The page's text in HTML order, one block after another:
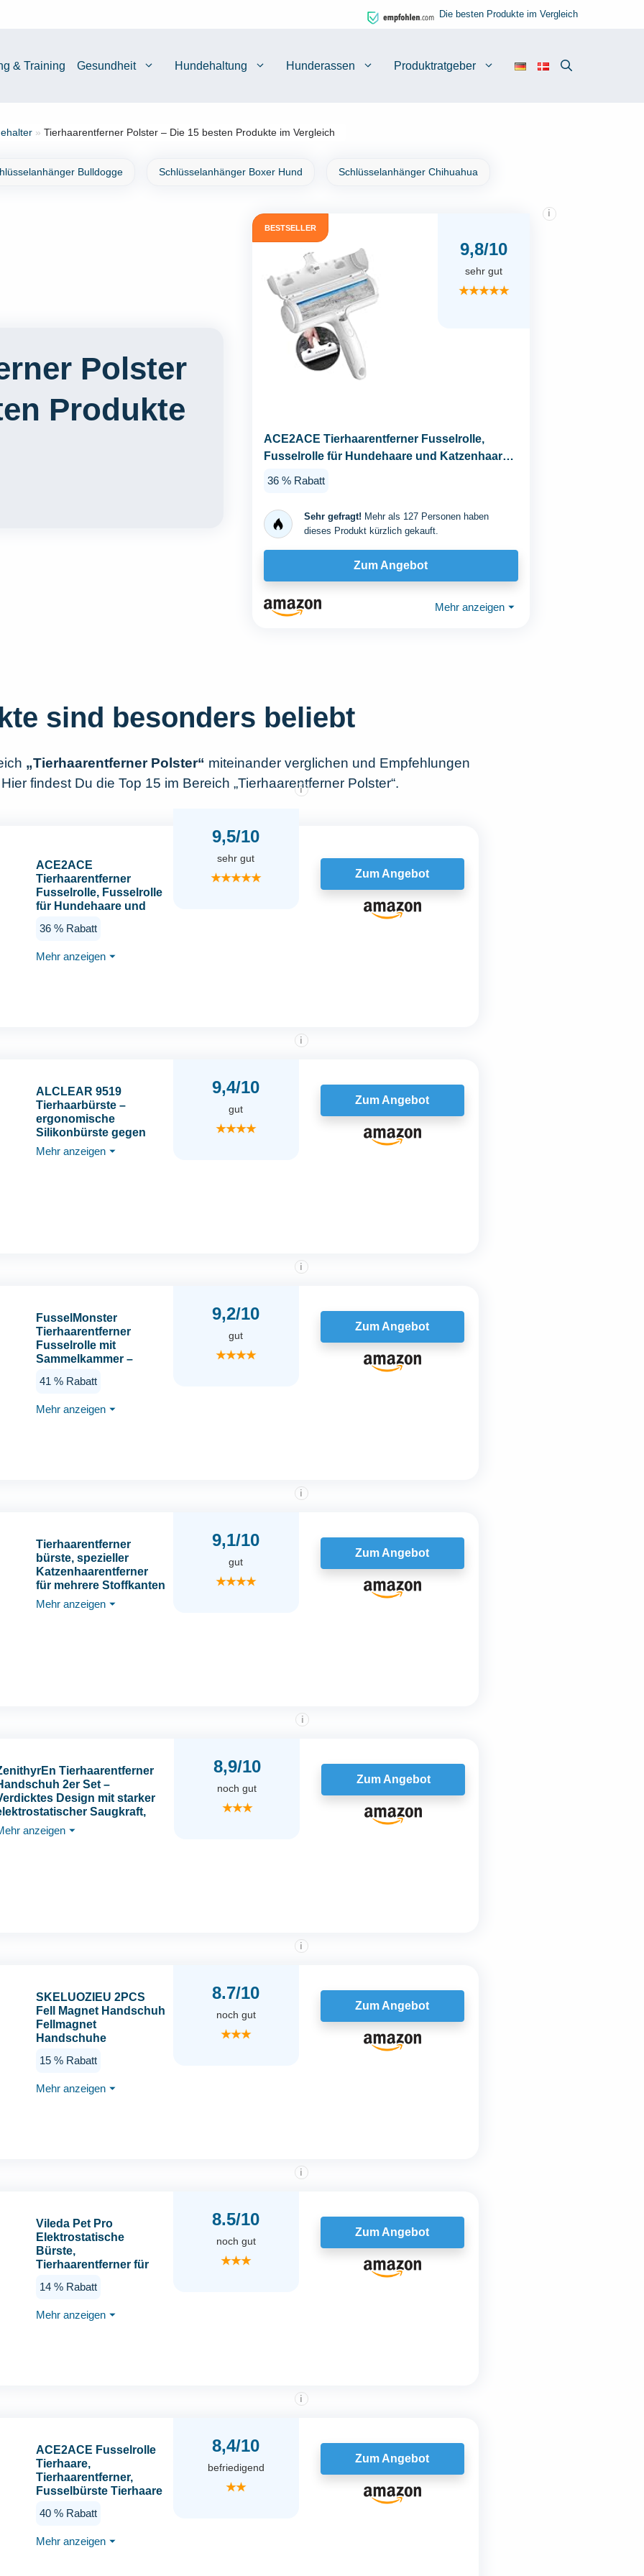
Die besten Produkte im Vergleich
& Training Gesundheit Hundehaltung Hunderassen Produktratgeber
» Tierhaarentferner Polster – Die 15 besten Produkte im Vergleich
Bulldogge Schlüsselanhänger Boxer Hund Schlüsselanhänger Chihuahua
Polster
Produkte
BESTSELLER
9,8/10
i
sehr gut
★★★★★
ACE2ACE Tierhaarentferner Fusselrolle,
Fusselrolle für Hundehaare und Katzenhaare
36 % Rabatt
Sehr gefragt! Mehr als 127 Personen haben
dieses Produkt kürzlich gekauft.
Zum Angebot
Mehr anzeigen ⏷
sind besonders beliebt
„Tierhaarentferner Polster“ miteinander verglichen und Empfehlungen
findest Du die Top 15 im Bereich „Tierhaarentferner Polster“.
ACE2ACE
Tierhaarentferner
Fusselrolle, Fusselrolle
für Hundehaare und
Wiederverwendbar,
Tierhaar, für Sofa, Bett,
36 % Rabatt
Mehr anzeigen ⏷
9,5/10
i
sehr gut
★★★★★ Zum Angebot
ALCLEAR 9519
Tierhaarbürste –
ergonomische
Silikonbürste gegen
Hundehaare &
Katzenhaare – für Auto,
Mehr anzeigen ⏷
9,4/10
i
gut
★★★★
Zum Angebot
FusselMonster
Tierhaarentferner
Fusselrolle mit
Sammelkammer –
manueller Hunde- &
für Sofa, Teppich &
41 % Rabatt
Mehr anzeigen ⏷
9,2/10
i
gut
★★★★
Zum Angebot
Tierhaarentferner
bürste, spezieller
Katzenhaarentferner
für mehrere Stoffkanten
und Teppichkratzer von
LINTPLUS,
Mehr anzeigen ⏷
9,1/10
i
gut
★★★★
Zum Angebot
Tierhaarentferner
2er Set –
Design mit starker
Saugkraft,
Magnet handschuh，
anzeigen ⏷
8,9/10
i
noch gut
★★★
Zum Angebot
SKELUOZIEU 2PCS
Fell Magnet Handschuh
Fellmagnet
Handschuhe
& Katzen –
Haustierhaarentferner
15 % Rabatt
Mehr anzeigen ⏷
8.7/10
i
noch gut
★★★
Zum Angebot
Vileda Pet Pro
Elektrostatische
Bürste,
Tierhaarentferner für
elektrostatische Kraft,
Silikonmaterial, ideal
14 % Rabatt
Mehr anzeigen ⏷
8.5/10
i
noch gut
★★★
Zum Angebot
ACE2ACE Fusselrolle
Tierhaare,
Tierhaarentferner,
Fusselbürste Tierhaare
Katzenhaare,
Sofa, Bett, Teppich,
40 % Rabatt
Mehr anzeigen ⏷
8,4/10
i
befriedigend
★★
Zum Angebot